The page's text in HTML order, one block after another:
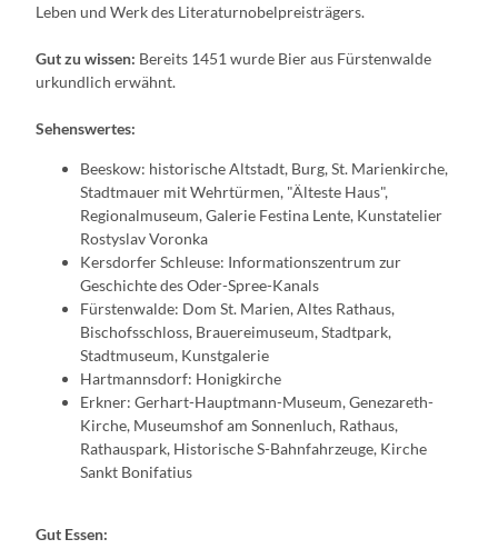
Leben und Werk des Literaturnobelpreisträgers.
Gut zu wissen: Bereits 1451 wurde Bier aus Fürstenwalde
urkundlich erwähnt.
Sehenswertes:
Beeskow: historische Altstadt, Burg, St. Marienkirche,
Stadtmauer mit Wehrtürmen, "Älteste Haus",
Regionalmuseum, Galerie Festina Lente, Kunstatelier
Rostyslav Voronka
Kersdorfer Schleuse: Informationszentrum zur
Geschichte des Oder-Spree-Kanals
Fürstenwalde: Dom St. Marien, Altes Rathaus,
Bischofsschloss, Brauereimuseum, Stadtpark,
Stadtmuseum, Kunstgalerie
Hartmannsdorf: Honigkirche
Erkner: Gerhart-Hauptmann-Museum, Genezareth-
Kirche, Museumshof am Sonnenluch, Rathaus,
Rathauspark, Historische S-Bahnfahrzeuge, Kirche
Sankt Bonifatius
Gut Essen: